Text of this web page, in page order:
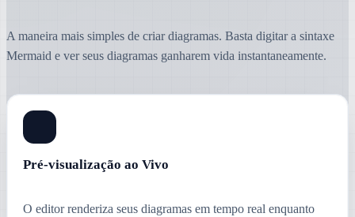
A maneira mais simples de criar diagramas. Basta digitar a sintaxe
Mermaid e ver seus diagramas ganharem vida instantaneamente.
Pré-visualização ao Vivo
O editor renderiza seus diagramas em tempo real enquanto